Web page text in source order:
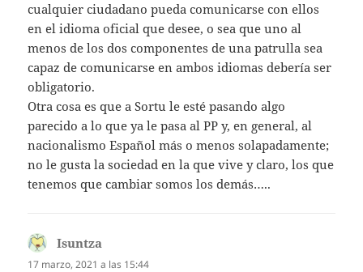
cualquier ciudadano pueda comunicarse con ellos
en el idioma oficial que desee, o sea que uno al
menos de los dos componentes de una patrulla sea
capaz de comunicarse en ambos idiomas debería ser
obligatorio.
Otra cosa es que a Sortu le esté pasando algo
parecido a lo que ya le pasa al PP y, en general, al
nacionalismo Español más o menos solapadamente;
no le gusta la sociedad en la que vive y claro, los que
tenemos que cambiar somos los demás…..
Isuntza
17 marzo, 2021 a las 15:44